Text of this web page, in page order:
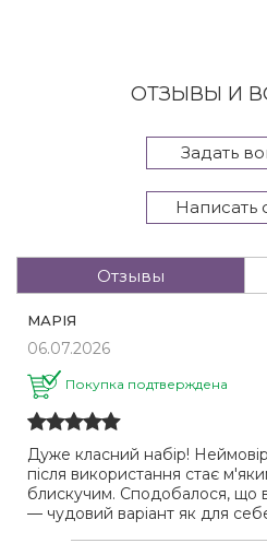
ОТЗЫВЫ И
Задать
Написать
Отзывы
МАРІЯ
06.07.2026
Покупка подтверждена
Дуже класний набір!
після використання стає
блискучим. Сподобалося, що
— чудовий варіант як для